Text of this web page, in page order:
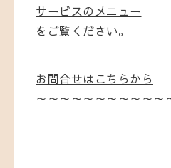
サービスのメニュー
をご覧ください。
お問合せはこちらから
～～～～～～～～～～～